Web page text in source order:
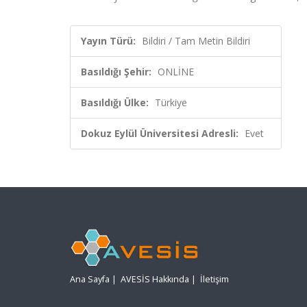
Yayın Türü: Bildiri / Tam Metin Bildiri
Basıldığı Şehir: ONLİNE
Basıldığı Ülke: Türkiye
Dokuz Eylül Üniversitesi Adresli: Evet
Ana Sayfa | AVESİS Hakkında | İletişim